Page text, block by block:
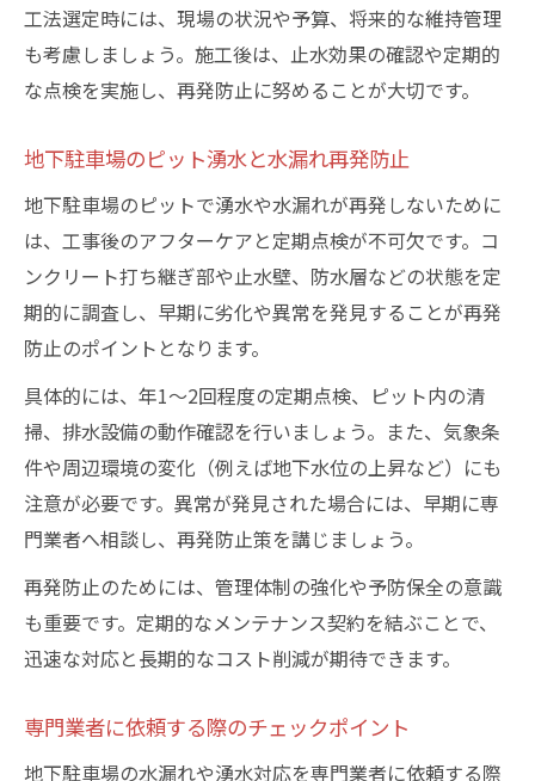
工法選定時には、現場の状況や予算、将来的な維持管理
も考慮しましょう。施工後は、止水効果の確認や定期的
な点検を実施し、再発防止に努めることが大切です。
地下駐車場のピット湧水と水漏れ再発防止
地下駐車場のピットで湧水や水漏れが再発しないために
は、工事後のアフターケアと定期点検が不可欠です。コ
ンクリート打ち継ぎ部や止水壁、防水層などの状態を定
期的に調査し、早期に劣化や異常を発見することが再発
防止のポイントとなります。
具体的には、年1〜2回程度の定期点検、ピット内の清
掃、排水設備の動作確認を行いましょう。また、気象条
件や周辺環境の変化（例えば地下水位の上昇など）にも
注意が必要です。異常が発見された場合には、早期に専
門業者へ相談し、再発防止策を講じましょう。
再発防止のためには、管理体制の強化や予防保全の意識
も重要です。定期的なメンテナンス契約を結ぶことで、
迅速な対応と長期的なコスト削減が期待できます。
専門業者に依頼する際のチェックポイント
地下駐車場の水漏れや湧水対応を専門業者に依頼する際